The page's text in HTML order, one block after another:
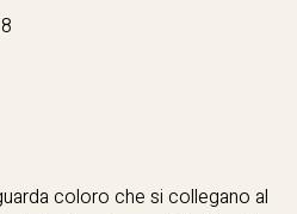
coloro che si collegano al